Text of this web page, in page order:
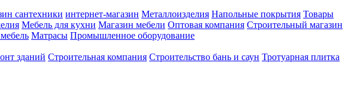
сантехники интернет-магазин Металлоизделия Напольные покрытия Товары
Мебель для кухни Магазин мебели Оптовая компания Строительный магазин
Матрасы Промышленное оборудование
зданий Строительная компания Строительство бань и саун Тротуарная плитка